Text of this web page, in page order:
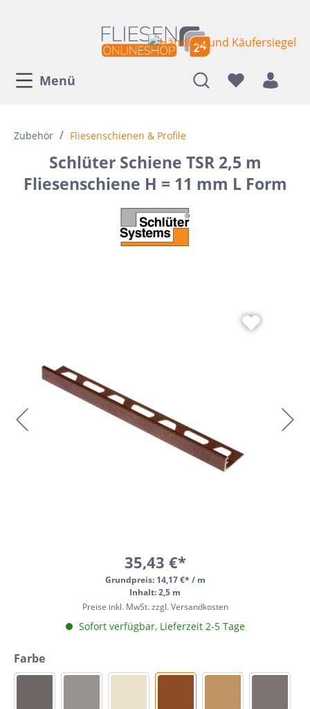
Menü
Zubehör / Fliesenschienen & Profile
Schlüter Schiene TSR 2,5 m
Fliesenschiene H = 11 mm L Form
35,43 €*
Grundpreis: 14,17 €* / m
Inhalt: 2,5 m
Preise inkl. MwSt. zzgl. Versandkosten
Sofort verfügbar, Lieferzeit 2-5 Tage
Farbe